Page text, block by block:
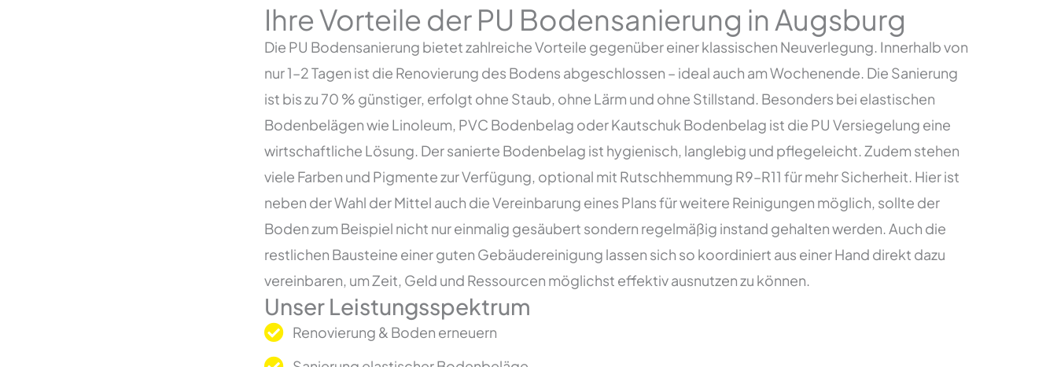
Ihre Vorteile der PU Bodensanierung in Augsburg
Die PU Bodensanierung bietet zahlreiche Vorteile gegenüber einer klassischen Neuverlegung. Innerhalb von
nur 1–2 Tagen ist die Renovierung des Bodens abgeschlossen – ideal auch am Wochenende. Die Sanierung
ist bis zu 70 % günstiger, erfolgt ohne Staub, ohne Lärm und ohne Stillstand. Besonders bei elastischen
Bodenbelägen wie Linoleum, PVC Bodenbelag oder Kautschuk Bodenbelag ist die PU Versiegelung eine
wirtschaftliche Lösung. Der sanierte Bodenbelag ist hygienisch, langlebig und pflegeleicht. Zudem stehen
viele Farben und Pigmente zur Verfügung, optional mit Rutschhemmung R9–R11 für mehr Sicherheit. Hier ist
neben der Wahl der Mittel auch die Vereinbarung eines Plans für weitere Reinigungen möglich, sollte der
Boden zum Beispiel nicht nur einmalig gesäubert sondern regelmäßig instand gehalten werden. Auch die
restlichen Bausteine einer guten Gebäudereinigung lassen sich so koordiniert aus einer Hand direkt dazu
vereinbaren, um Zeit, Geld und Ressourcen möglichst effektiv ausnutzen zu können.
Unser Leistungsspektrum
Renovierung & Boden erneuern